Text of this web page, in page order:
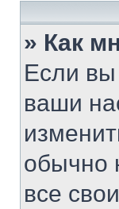
» Как
Если вы
ваши
обычно
все